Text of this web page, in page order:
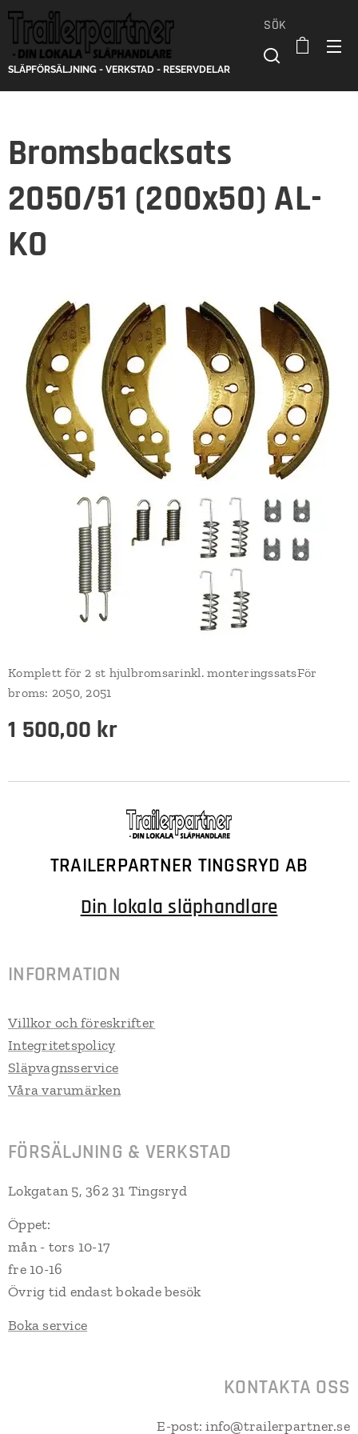
SLÄPFÖRSÄLJNING - VERKSTAD - RESERVDELAR
SÖK
Bromsbacksats
2050/51 (200x50) AL-
KO
Komplett för 2 st hjulbromsarinkl. monteringssatsFör
broms: 2050, 2051
1 500,00 kr
TRAILERPARTNER TINGSRYD AB
Din lokala släphandlare
INFORMATION
Villkor och föreskrifter
Integritetspolicy
Släpvagnsservice
Våra varumärken
FÖRSÄLJNING & VERKSTAD
Lokgatan 5, 362 31 Tingsryd
Öppet:
mån - tors 10-17
fre 10-16
Övrig tid endast bokade besök
Boka service
KONTAKTA OSS
E-post: info@trailerpartner.se